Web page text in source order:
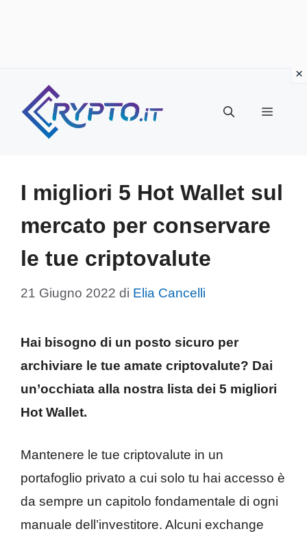
contenuto
Menu
I migliori 5 Hot Wallet sul
mercato per conservare
le tue criptovalute
21 Giugno 2022 di Elia Cancelli
Hai bisogno di un posto sicuro per
archiviare le tue amate criptovalute? Dai
un’occhiata alla nostra lista dei 5 migliori
Hot Wallet.
Mantenere le tue criptovalute in un
portafoglio privato a cui solo tu hai accesso è
da sempre un capitolo fondamentale di ogni
manuale dell’investitore. Alcuni exchange